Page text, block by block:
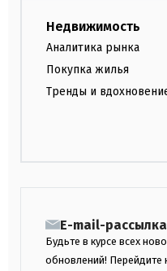
Недвижимость
Аналитика рынка
Покупка жилья
Тренды и
E-mail-рассылка
Будьте в курсе всех
обновлений! Перейдите